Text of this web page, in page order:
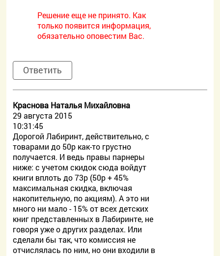
Решение еще не принято. Как
только появится информация,
обязательно оповестим Вас.
Ответить
Краснова Наталья Михайловна
29 августа 2015
10:31:45
Дорогой Лабиринт, действительно, с
товарами до 50р как-то грустно
получается. И ведь правы парнеры
ниже: с учетом скидок сюда войдут
книги вплоть до 73р (50р + 45%
максимальная скидка, включая
накопительную, по акциям). А это ни
много ни мало - 15% от всех детских
книг представленных в Лабиринте, не
говоря уже о других разделах. Или
сделали бы так, что комиссия не
отчислялась по ним, но они входили в